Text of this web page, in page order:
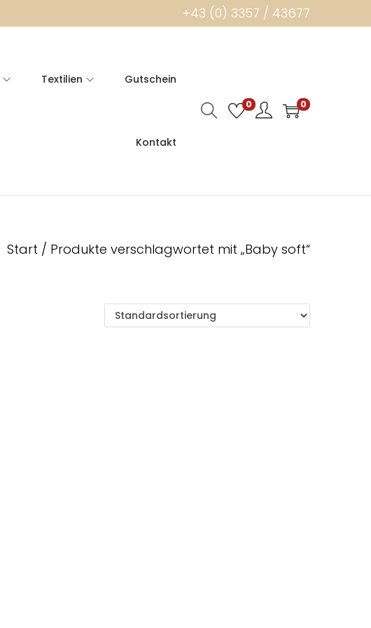
+43 (0) 3357 / 43677
Textilien Gutschein
Kontakt
0 0
Start / Produkte verschlagwortet mit „Baby soft“